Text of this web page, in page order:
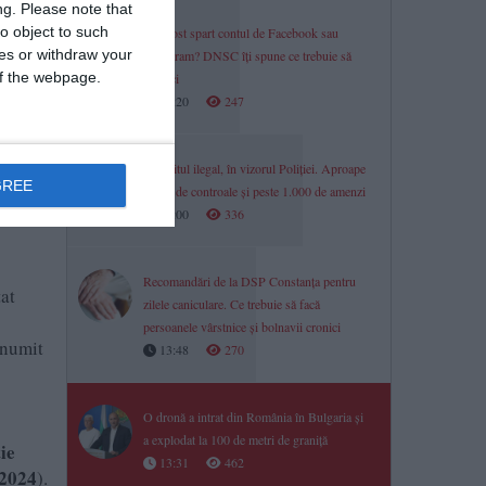
Please note that
object to such
or withdraw your
webpage.
într-
).
Ți-a fost spart contul de Facebook sau
Instagram? DNSC îți spune ce trebuie să
verifici
14:20
247
Pescuitul ilegal, în vizorul Poliției. Aproape
4.000 de controale și peste 1.000 de amenzi
14:00
336
Recomandări de la DSP Constanța pentru
zilele caniculare. Ce trebuie să facă
persoanele vârstnice și bolnavii cronici
13:48
270
O dronă a intrat din România în Bulgaria și
a explodat la 100 de metri de graniță
13:31
462